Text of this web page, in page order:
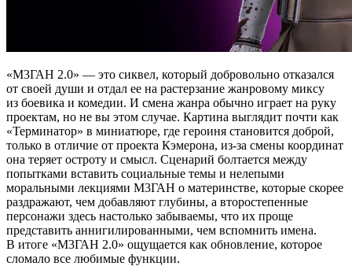
«M3ГАН 2.0» — это сиквел, который добровольно отказался
от своей души и отдал ее на растерзание жанровому миксу
из боевика и комедии. И смена жанра обычно играет на руку
проектам, но не вы этом случае. Картина выглядит почти как
«Терминатор» в миниатюре, где героиня становится доброй,
только в отличие от проекта Кэмерона, из-за смены координат
она теряет остроту и смысл. Сценарий болтается между
попытками вставить социальные темы и нелепыми
моральными лекциями М3ГАН о материнстве, которые скорее
раздражают, чем добавляют глубины, а второстепенные
персонажи здесь настолько забываемы, что их проще
представить аннигилированными, чем вспомнить имена.
В итоге «M3ГАН 2.0» ощущается как обновление, которое
сломало все любимые функции.